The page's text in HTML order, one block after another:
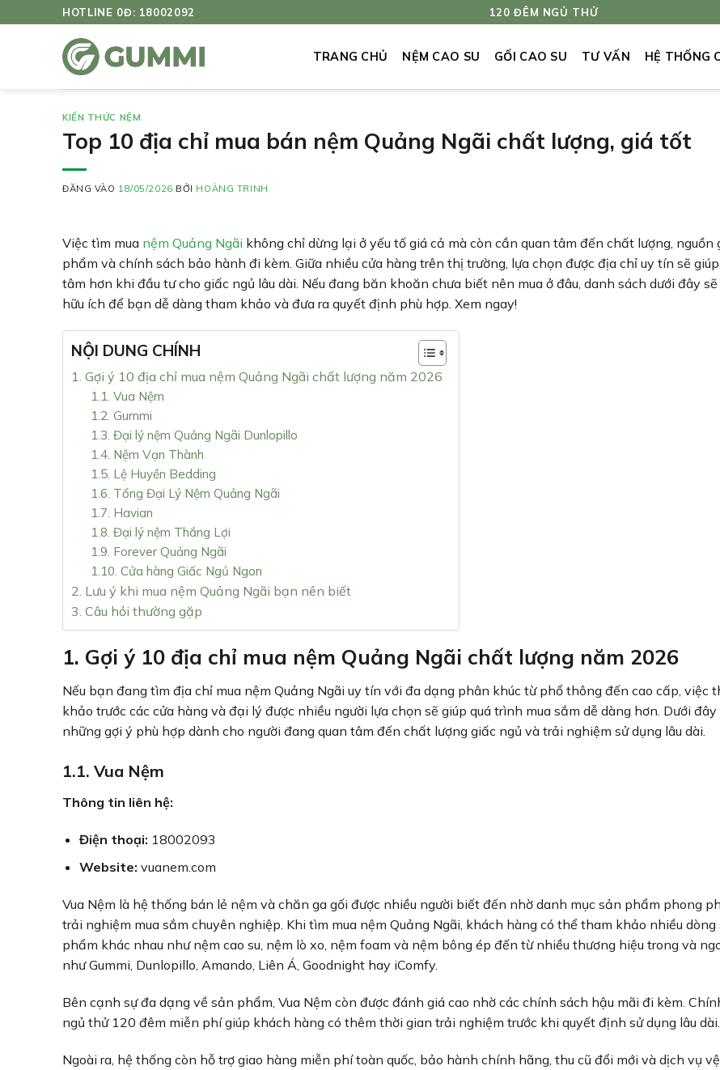
qua
HOTLINE 0Đ: 18002092 120 ĐÊM NGỦ THỬ
TRANG CHỦ NỆM CAO SU GỐI CAO SU TƯ VẤN HỆ THỐNG
KIẾN THỨC NỆM
Top 10 địa chỉ mua bán nệm Quảng Ngãi chất lượng, giá tốt
ĐĂNG VÀO 18/05/2026 BỞI HOÀNG TRINH
Việc tìm mua nệm Quảng Ngãi không chỉ dừng lại ở yếu tố giá cả mà còn cần quan tâm đến chất lượng, nguồn
phẩm và chính sách bảo hành đi kèm. Giữa nhiều cửa hàng trên thị trường, lựa chọn được địa chỉ uy tín sẽ
tâm hơn khi đầu tư cho giấc ngủ lâu dài. Nếu đang băn khoăn chưa biết nên mua ở đâu, danh sách dưới đây sẽ
hữu ích để bạn dễ dàng tham khảo và đưa ra quyết định phù hợp. Xem ngay!
NỘI DUNG CHÍNH
1. Gợi ý 10 địa chỉ mua nệm Quảng Ngãi chất lượng năm 2026
1.1. Vua Nệm
1.2. Gummi
1.3. Đại lý nệm Quảng Ngãi Dunlopillo
1.4. Nệm Vạn Thành
1.5. Lệ Huyền Bedding
1.6. Tổng Đại Lý Nệm Quảng Ngãi
1.7. Havian
1.8. Đại lý nệm Thắng Lợi
1.9. Forever Quảng Ngãi
1.10. Cửa hàng Giấc Ngủ Ngon
2. Lưu ý khi mua nệm Quảng Ngãi bạn nên biết
3. Câu hỏi thường gặp
1. Gợi ý 10 địa chỉ mua nệm Quảng Ngãi chất lượng năm 2026
Nếu bạn đang tìm địa chỉ mua nệm Quảng Ngãi uy tín với đa dạng phân khúc từ phổ thông đến cao cấp, việc
khảo trước các cửa hàng và đại lý được nhiều người lựa chọn sẽ giúp quá trình mua sắm dễ dàng hơn. Dưới đây
những gợi ý phù hợp dành cho người đang quan tâm đến chất lượng giấc ngủ và trải nghiệm sử dụng lâu dài.
1.1. Vua Nệm
Thông tin liên hệ:
Điện thoại: 18002093
Website: vuanem.com
Vua Nệm là hệ thống bán lẻ nệm và chăn ga gối được nhiều người biết đến nhờ danh mục sản phẩm phong
trải nghiệm mua sắm chuyên nghiệp. Khi tìm mua nệm Quảng Ngãi, khách hàng có thể tham khảo nhiều dòng
phẩm khác nhau như nệm cao su, nệm lò xo, nệm foam và nệm bông ép đến từ nhiều thương hiệu trong và
như Gummi, Dunlopillo, Amando, Liên Á, Goodnight hay iComfy.
Bên cạnh sự đa dạng về sản phẩm, Vua Nệm còn được đánh giá cao nhờ các chính sách hậu mãi đi kèm.
ngủ thử 120 đêm miễn phí giúp khách hàng có thêm thời gian trải nghiệm trước khi quyết định sử dụng lâu dài.
Ngoài ra, hệ thống còn hỗ trợ giao hàng miễn phí toàn quốc, bảo hành chính hãng, thu cũ đổi mới và dịch vụ